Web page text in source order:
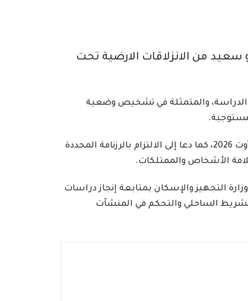
بو سعيد من الانزلاقات الارضية تحت
الدراسة، والمتمثلة في تشخيص وضعية
وأكد الوزير على اتخاذ كافة الإجراءات اللازمة، والتنسيق مع الجهات المعنية، للانطلاق في الأشغال خلال شهر أوت 2026، كما دعا إلى الالتزام بالرزنامة المحددة
الأشخاص والممتلكات.
الحكومة عدد 11 المؤرخ في 26 جانفي 2026، المتعلق بتكليف وزارة التجهيز والإسكان بمتابعة إنجاز دراسات
الساحلي والتحكم في المنشآت